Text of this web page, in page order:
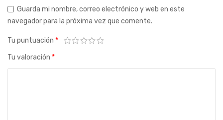
Guarda mi nombre, correo electrónico y web en este
navegador para la próxima vez que comente.
Tu puntuación *
Tu valoración *